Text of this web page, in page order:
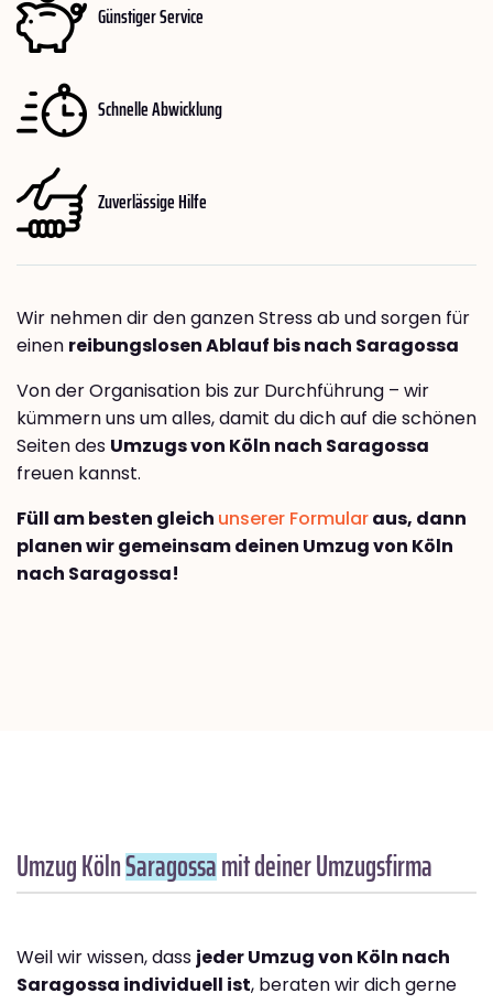
Günstiger Service
Schnelle Abwicklung
Zuverlässige Hilfe
Wir nehmen dir den ganzen Stress ab und sorgen für
einen reibungslosen Ablauf bis nach Saragossa
Von der Organisation bis zur Durchführung – wir
kümmern uns um alles, damit du dich auf die schönen
Seiten des Umzugs von Köln nach Saragossa
freuen kannst.
Füll am besten gleich unserer Formularaus, dann
planen wir gemeinsam deinen Umzug von Köln
nach Saragossa!
Umzug KölnSaragossamit deiner Umzugsfirma
Weil wir wissen, dass jeder Umzug von Köln nach
Saragossa individuell ist, beraten wir dich gerne